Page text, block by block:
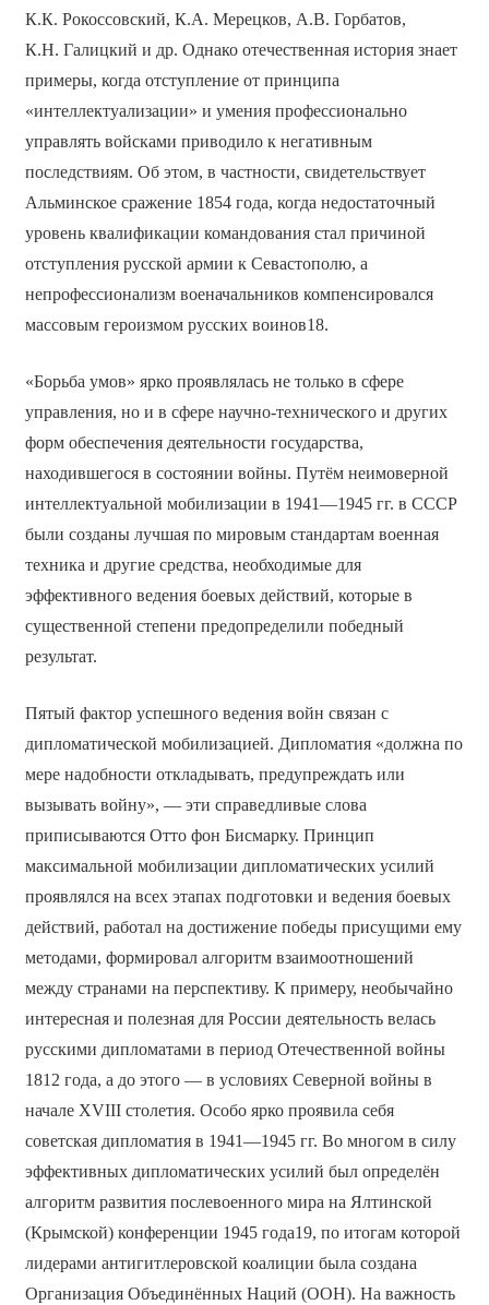
К.К. Рокоссовский, К.А. Мерецков, А.В. Горбатов,
К.Н. Галицкий и др. Однако отечественная история знает
примеры, когда отступление от принципа
«интеллектуализации» и умения профессионально
управлять войсками приводило к негативным
последствиям. Об этом, в частности, свидетельствует
Альминское сражение 1854 года, когда недостаточный
уровень квалификации командования стал причиной
отступления русской армии к Севастополю, а
непрофессионализм военачальников компенсировался
массовым героизмом русских воинов18.
«Борьба умов» ярко проявлялась не только в сфере
управления, но и в сфере научно-технического и других
форм обеспечения деятельности государства,
находившегося в состоянии войны. Путём неимоверной
интеллектуальной мобилизации в 1941—1945 гг. в СССР
были созданы лучшая по мировым стандартам военная
техника и другие средства, необходимые для
эффективного ведения боевых действий, которые в
существенной степени предопределили победный
результат.
Пятый фактор успешного ведения войн связан с
дипломатической мобилизацией. Дипломатия «должна по
мере надобности откладывать, предупреждать или
вызывать войну», — эти справедливые слова
приписываются Отто фон Бисмарку. Принцип
максимальной мобилизации дипломатических усилий
проявлялся на всех этапах подготовки и ведения боевых
действий, работал на достижение победы присущими ему
методами, формировал алгоритм взаимоотношений
между странами на перспективу. К примеру, необычайно
интересная и полезная для России деятельность велась
русскими дипломатами в период Отечественной войны
1812 года, а до этого — в условиях Северной войны в
начале XVIII столетия. Особо ярко проявила себя
советская дипломатия в 1941—1945 гг. Во многом в силу
эффективных дипломатических усилий был определён
алгоритм развития послевоенного мира на Ялтинской
(Крымской) конференции 1945 года19, по итогам которой
лидерами антигитлеровской коалиции была создана
Организация Объединённых Наций (ООН). На важность